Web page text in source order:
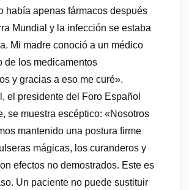
había apenas fármacos después
Mundial y la infección se estaba
Mi madre conoció a un médico
de los medicamentos
y gracias a eso me curé».
el presidente del Foro Español
se muestra escéptico: «Nosotros
mantenido una postura firme
mágicas, los curanderos y
efectos no demostrados. Este es
Un paciente no puede sustituir